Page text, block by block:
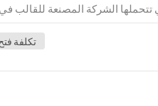
الشركة المصنعة للقالب
بما في ذلك مدى تعقيد
ملايين اليوانات. بالإضافة
تكلفة